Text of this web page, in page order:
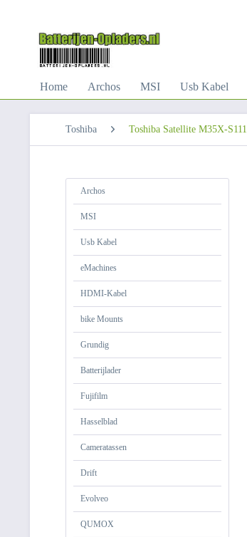
Home Archos MSI Usb Kabel
Toshiba Toshiba Satellite M35X-S111
Archos
MSI
Usb Kabel
eMachines
HDMI-Kabel
bike Mounts
Grundig
Batterijlader
Fujifilm
Hasselblad
Cameratassen
Drift
Evolveo
QUMOX